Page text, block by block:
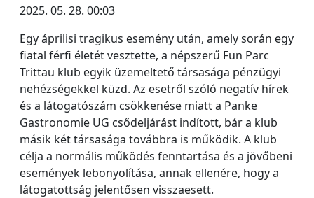
2025. 05. 28. 00:03
Egy áprilisi tragikus esemény után, amely során egy
fiatal férfi életét vesztette, a népszerű Fun Parc
Trittau klub egyik üzemeltető társasága pénzügyi
nehézségekkel küzd. Az esetről szóló negatív hírek
és a látogatószám csökkenése miatt a Panke
Gastronomie UG csődeljárást indított, bár a klub
másik két társasága továbbra is működik. A klub
célja a normális működés fenntartása és a jövőbeni
események lebonyolítása, annak ellenére, hogy a
látogatottság jelentősen visszaesett.